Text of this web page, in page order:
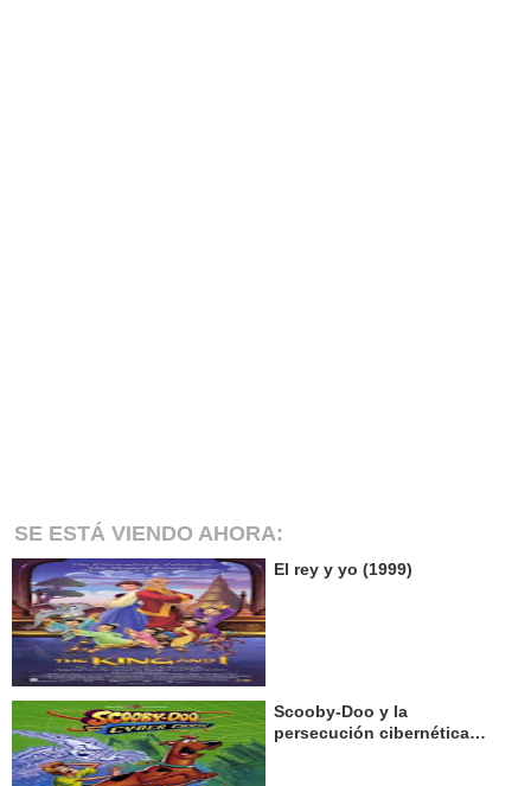
SE ESTÁ VIENDO AHORA:
El rey y yo (1999)
Scooby-Doo y la
persecución cibernética